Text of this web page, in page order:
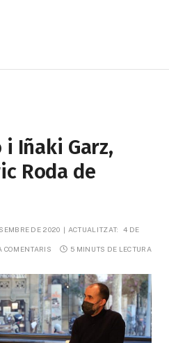
Iñaki Garz,
Roda de
DE 2020 ACTUALITZAT: 4 DE
COMENTARIS 5 MINUTS DE LECTURA